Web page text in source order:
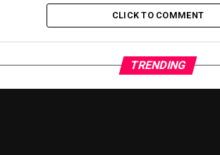
CLICK TO COMMENT
TRENDING